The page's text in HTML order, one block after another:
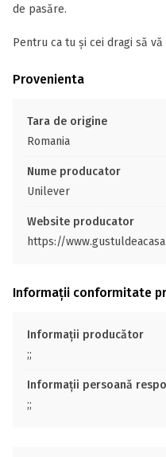
de pasăre.
Pentru ca tu și cei dragi să
Provenienta
Tara de origine
Romania
Nume producator
Unilever
Website producator
https://
Informații conformitate
Informații producător
;;
Informații persoană
;;